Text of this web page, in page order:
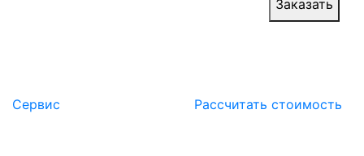
Заказать
Сервис Расcчитать стоимость